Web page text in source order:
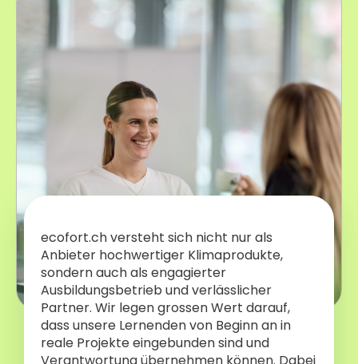
ecofort.ch versteht sich nicht nur als
Anbieter hochwertiger Klimaprodukte,
sondern auch als engagierter
Ausbildungsbetrieb und verlässlicher
Partner. Wir legen grossen Wert darauf,
dass unsere Lernenden von Beginn an in
reale Projekte eingebunden sind und
Verantwortung übernehmen können. Dabei